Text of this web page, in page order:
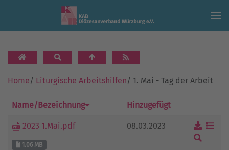
Skip to main content
Home/ Liturgische Arbeitshilfen/ 1. Mai - Tag der Arbeit
Name/Bezeichnung Hinzugefügt
2023 1.Mai.pdf
1.06 MB
08.03.2023